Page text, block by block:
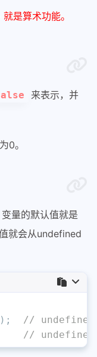
是算术功能。
来表示，并
0。
量的默认值就是
就会从undefined
// undefined
// undefined